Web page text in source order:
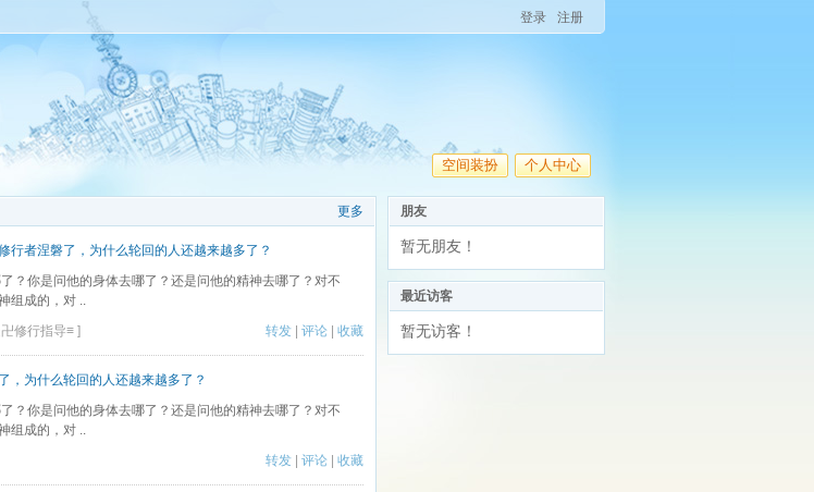
登录 注册
空间装扮 个人中心
更多
行者涅磐了，为什么轮回的人还越来越多了？
？你是问他的身体去哪了？还是问他的精神去哪了？对不
组成的，对 ..
转发
评论 收藏
修行指导≡ ]
，为什么轮回的人还越来越多了？
？你是问他的身体去哪了？还是问他的精神去哪了？对不
组成的，对 ..
转发
评论 收藏
朋友
暂无朋友！
最近访客
暂无访客！